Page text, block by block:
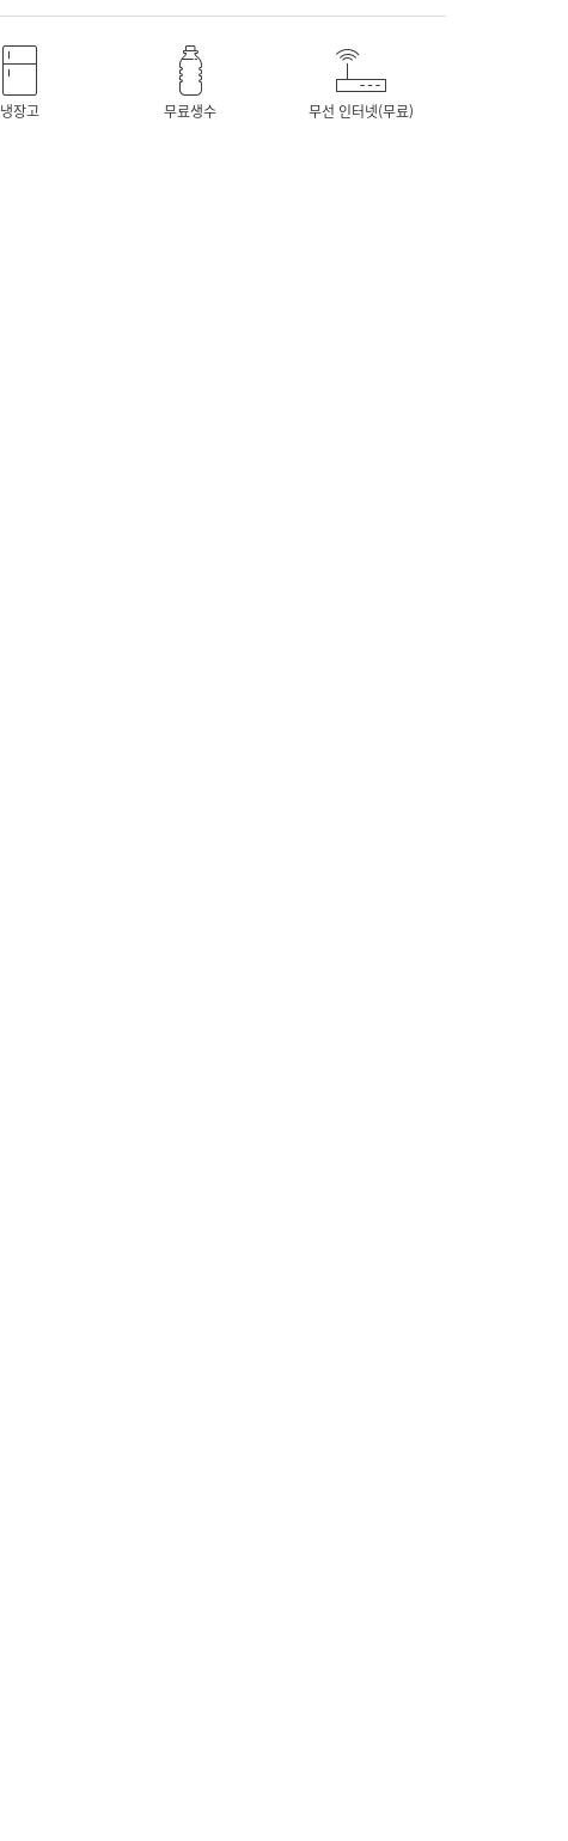
냉장고 무료생수 무선 인터넷(무료)